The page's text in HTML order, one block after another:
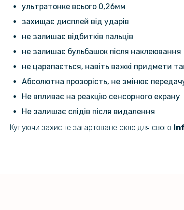
ультратонке всього 0,26мм
захищає дисплей від ударів
не залишає відбитків пальців
не залишає бульбашок після наклеювання
не царапається, навіть важкі придмети
Абсолютна прозорість, не змінює
Не впливає на реакцію сенсорного екрану
Не залишає слідів після видалення
Купуючи захисне загартоване скло для свого